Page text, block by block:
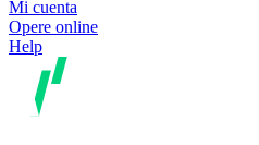
Mi cuenta
Opere online
Help